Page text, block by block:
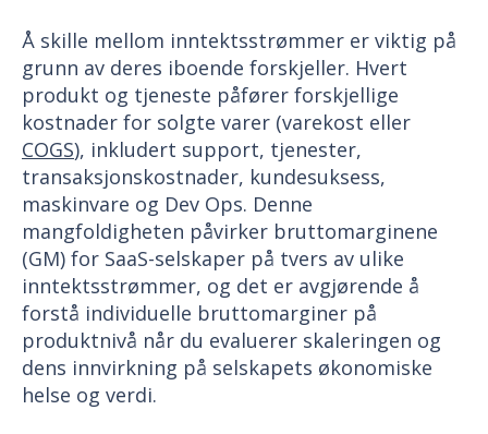
Å skille mellom inntektsstrømmer er viktig på
grunn av deres iboende forskjeller. Hvert
produkt og tjeneste påfører forskjellige
kostnader for solgte varer (varekost eller
COGS), inkludert support, tjenester,
transaksjonskostnader, kundesuksess,
maskinvare og Dev Ops. Denne
mangfoldigheten påvirker bruttomarginene
(GM) for SaaS-selskaper på tvers av ulike
inntektsstrømmer, og det er avgjørende å
forstå individuelle bruttomarginer på
produktnivå når du evaluerer skaleringen og
dens innvirkning på selskapets økonomiske
helse og verdi.